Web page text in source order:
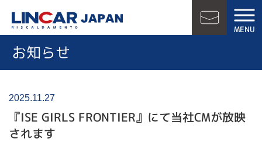
MENU
お知らせ
2025.11.27
『ISE GIRLS FRONTIER』にて当社CMが放映
されます